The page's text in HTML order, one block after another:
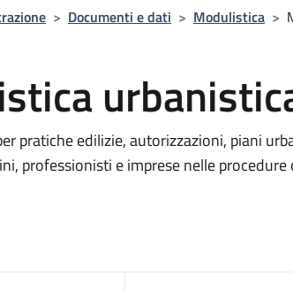
> Documenti e dati > Modulistica >
pratiche edilizie, autorizzazioni, piani
professionisti e imprese nelle procedure